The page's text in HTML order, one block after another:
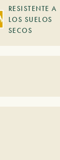
RESISTENTE A
LOS SUELOS
SECOS